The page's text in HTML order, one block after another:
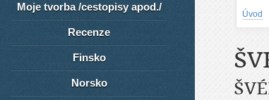
Úvod
Moje tvorba /cestopisy apod./
Recenze
Finsko
Norsko